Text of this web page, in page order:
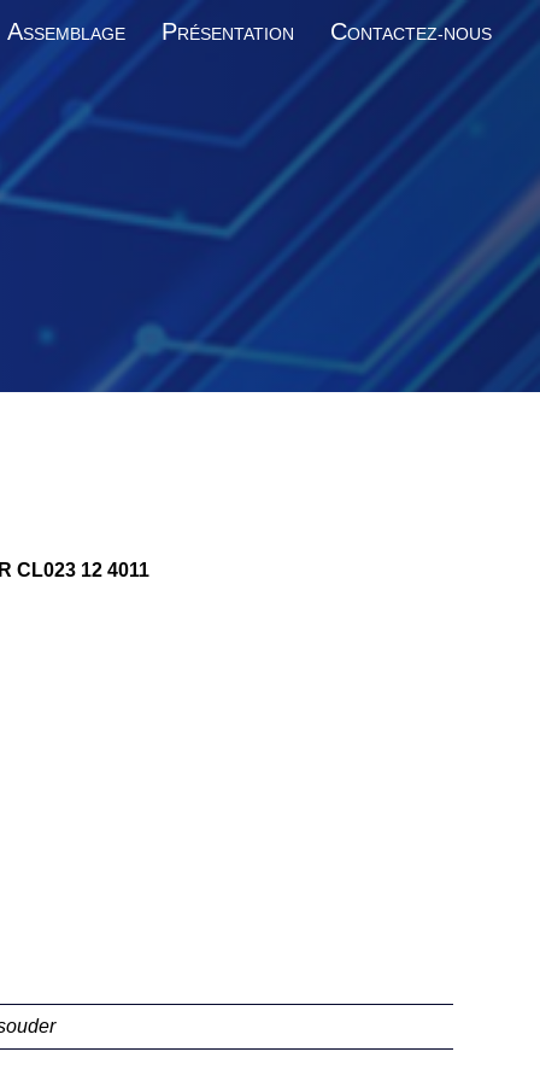
ASSEMBLAGE PRÉSENTATION CONTACTEZ-NOUS
CL023 12 4011